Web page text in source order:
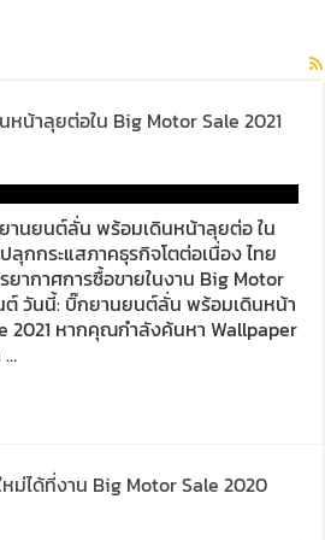
น้าลุยต่อใน Big Motor Sale 2021
านยนต์ลั่น พร้อมเดินหน้าลุยต่อ ใน
ลุกกระแสภาคธุรกิจโตต่อเนื่อง ไทย
ากาศการซื้อขายในงาน Big Motor
ต์ วันนี้: บิ๊กยานยนต์ลั่น พร้อมเดินหน้า
2021 หากคุณกำลังค้นหา Wallpaper
…
ได้ที่งาน Big Motor Sale 2020